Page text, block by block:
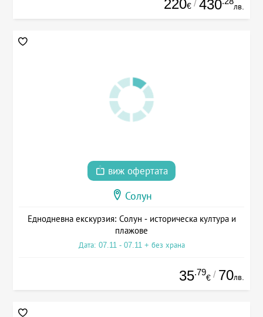
220€ / 430 лв.
виж офертата
Солун
Еднодневна екскурзия: Солун - историческа култура и
плажове
Дата: 07.11 - 07.11 + без храна
35.79
€ / 70лв.